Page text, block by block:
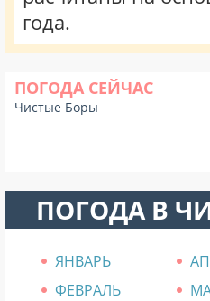
года.
ПОГОДА СЕЙЧАС
Чистые Боры
ПОГОДА В
ЯНВАРЬ
ФЕВРАЛЬ